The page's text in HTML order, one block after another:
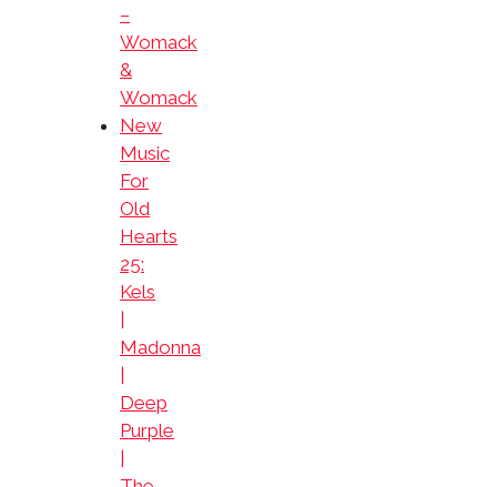
–
Womack
&
Womack
New
Music
For
Old
Hearts
25:
Kels
Madonna
Deep
Purple